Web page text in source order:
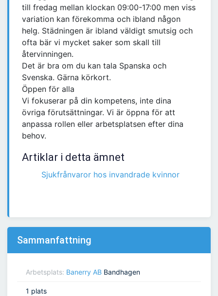
till fredag mellan klockan 09:00-17:00 men viss
variation kan förekomma och ibland någon
helg. Städningen är ibland väldigt smutsig och
ofta bär vi mycket saker som skall till
återvinningen.
Det är bra om du kan tala Spanska och
Svenska. Gärna körkort.
Öppen för alla
Vi fokuserar på din kompetens, inte dina
övriga förutsättningar. Vi är öppna för att
anpassa rollen eller arbetsplatsen efter dina
behov.
Artiklar i detta ämnet
Sjukfrånvaror hos invandrade kvinnor
Sammanfattning
Arbetsplats: Banerry AB Bandhagen
1 plats